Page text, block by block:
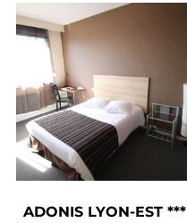
ADONIS LYON-EST ***